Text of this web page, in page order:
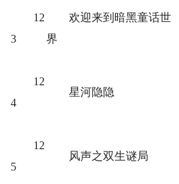
12
3
欢迎来到暗黑童话世
界
12
4
星河隐隐
12
5
风声之双生谜局